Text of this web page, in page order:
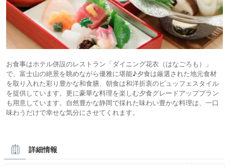
お食事はホテル併設のレストラン「ダイニング花衣（はなごろも）」
で、富士山の絶景を眺めながら優雅に堪能♪夕食は厳選された地元食材
を取り入れた彩り豊かな和食膳、朝食は和洋折衷のビュッフェスタイル
を提供しています。更に豪華な料理を楽しむ夕食グレードアッププラン
も用意しています。自然豊かな静岡で採れた味わい豊かな料理は、一口
味わうだけで幸せな気分にさせてくれます。
詳細情報